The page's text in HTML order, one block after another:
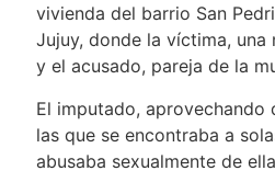
vivienda del barrio San
Jujuy, donde la víctima, una
y el acusado, pareja de la
El imputado, aprovechando
las que se encontraba a
abusaba sexualmente de